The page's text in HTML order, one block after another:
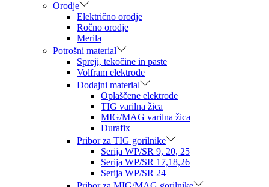
Orodje
Električno orodje
Ročno orodje
Merila
Potrošni material
Spreji, tekočine in paste
Volfram elektrode
Dodajni material
Oplaščene elektrode
TIG varilna žica
MIG/MAG varilna žica
Durafix
Pribor za TIG gorilnike
Serija WP/SR 9, 20, 25
Serija WP/SR 17,18,26
Serija WP/SR 24